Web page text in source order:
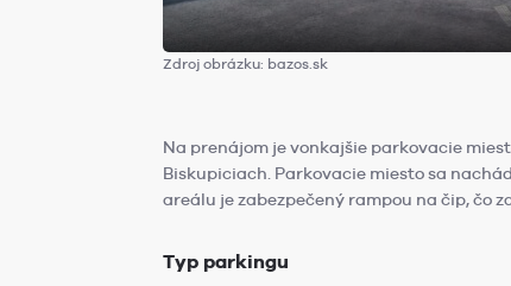
Zdroj obrázku: bazos.sk
Na prenájom je vonkajšie parkovacie
Biskupiciach. Parkovacie miesto sa
areálu je zabezpečený rampou na čip, čo
Typ parkingu